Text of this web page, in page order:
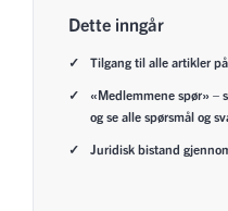
Dette inngår
Tilgang til alle artikler
«Medlemmene spør» –
og se alle spørsmål og
Juridisk bistand